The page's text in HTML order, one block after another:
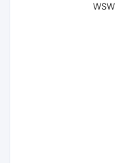
WSW